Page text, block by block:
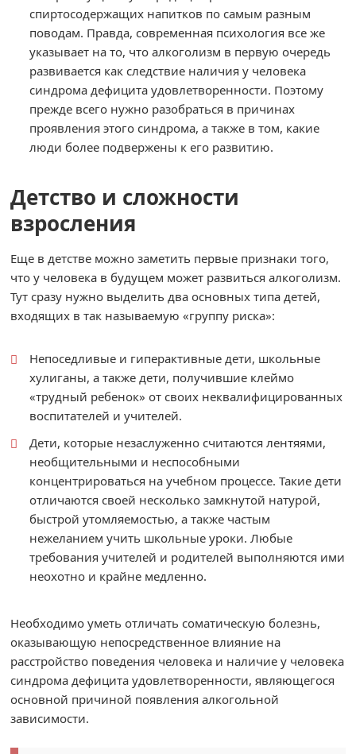
спиртосодержащих напитков по самым разным
поводам. Правда, современная психология все же
указывает на то, что алкоголизм в первую очередь
развивается как следствие наличия у человека
синдрома дефицита удовлетворенности. Поэтому
прежде всего нужно разобраться в причинах
проявления этого синдрома, а также в том, какие
люди более подвержены к его развитию.
Детство и сложности
взросления
Еще в детстве можно заметить первые признаки того,
что у человека в будущем может развиться алкоголизм.
Тут сразу нужно выделить два основных типа детей,
входящих в так называемую «группу риска»:
Непоседливые и гиперактивные дети, школьные
хулиганы, а также дети, получившие клеймо
«трудный ребенок» от своих неквалифицированных
воспитателей и учителей.
Дети, которые незаслуженно считаются лентяями,
необщительными и неспособными
концентрироваться на учебном процессе. Такие дети
отличаются своей несколько замкнутой натурой,
быстрой утомляемостью, а также частым
нежеланием учить школьные уроки. Любые
требования учителей и родителей выполняются ими
неохотно и крайне медленно.
Необходимо уметь отличать соматическую болезнь,
оказывающую непосредственное влияние на
расстройство поведения человека и наличие у человека
синдрома дефицита удовлетворенности, являющегося
основной причиной появления алкогольной
зависимости.